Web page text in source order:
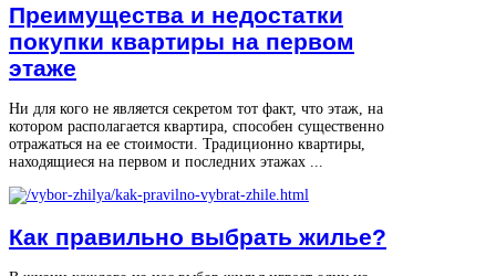
Преимущества и недостатки
покупки квартиры на первом
этаже
Ни для кого не является секретом тот факт, что этаж, на
котором располагается квартира, способен существенно
отражаться на ее стоимости. Традиционно квартиры,
находящиеся на первом и последних этажах ...
Как правильно выбрать жилье?